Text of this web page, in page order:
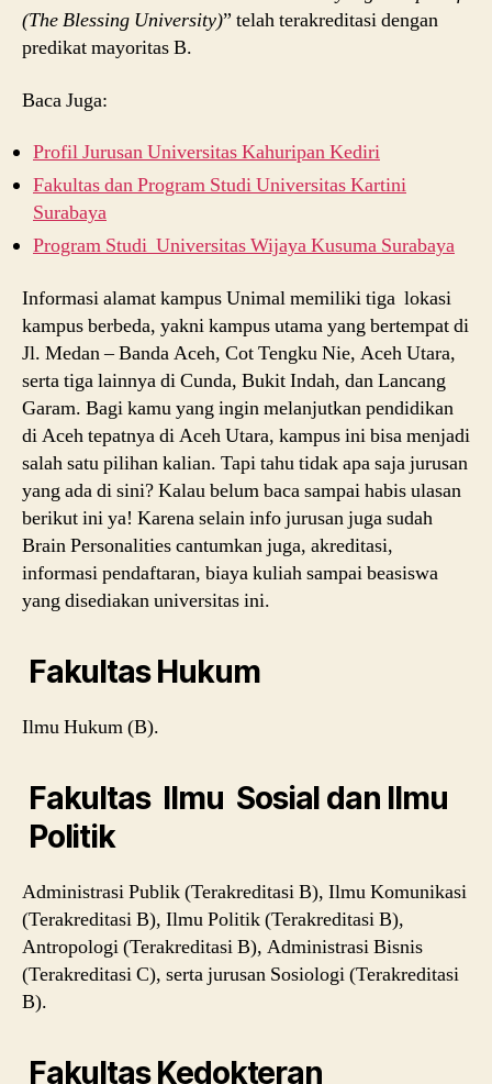
(The Blessing University)” telah terakreditasi dengan
predikat mayoritas B.
Baca Juga:
Profil Jurusan Universitas Kahuripan Kediri
Fakultas dan Program Studi Universitas Kartini
Surabaya
Program Studi Universitas Wijaya Kusuma Surabaya
Informasi alamat kampus Unimal memiliki tiga lokasi
kampus berbeda, yakni kampus utama yang bertempat di
Jl. Medan – Banda Aceh, Cot Tengku Nie, Aceh Utara,
serta tiga lainnya di Cunda, Bukit Indah, dan Lancang
Garam. Bagi kamu yang ingin melanjutkan pendidikan
di Aceh tepatnya di Aceh Utara, kampus ini bisa menjadi
salah satu pilihan kalian. Tapi tahu tidak apa saja jurusan
yang ada di sini? Kalau belum baca sampai habis ulasan
berikut ini ya! Karena selain info jurusan juga sudah
Brain Personalities cantumkan juga, akreditasi,
informasi pendaftaran, biaya kuliah sampai beasiswa
yang disediakan universitas ini.
Fakultas Hukum
Ilmu Hukum (B).
Fakultas Ilmu Sosial dan Ilmu
Politik
Administrasi Publik (Terakreditasi B), Ilmu Komunikasi
(Terakreditasi B), Ilmu Politik (Terakreditasi B),
Antropologi (Terakreditasi B), Administrasi Bisnis
(Terakreditasi C), serta jurusan Sosiologi (Terakreditasi
B).
Fakultas Kedokteran